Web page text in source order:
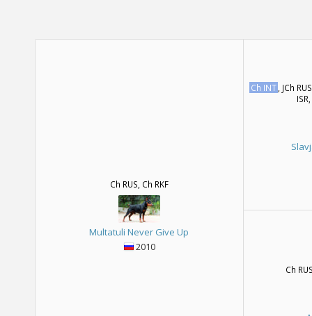
Ch RUS, Ch RKF
Multatuli Never Give Up
2010
Ch INT , JCh
Ch